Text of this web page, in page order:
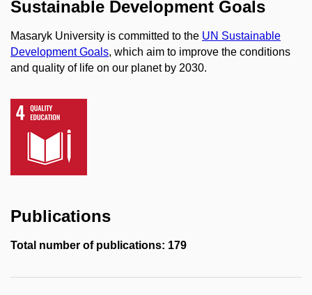
Sustainable Development Goals
Masaryk University is committed to the UN Sustainable
Development Goals, which aim to improve the conditions
and quality of life on our planet by 2030.
Publications
Total number of publications: 179